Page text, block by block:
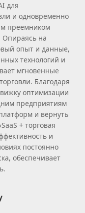
для
и одновременно
преемником
Опираясь на
опыт и данные,
технологий и
мгновенные
Благодаря
оптимизации
предприятиям
и вернуть
+ торговая
и
постоянно
обеспечивает